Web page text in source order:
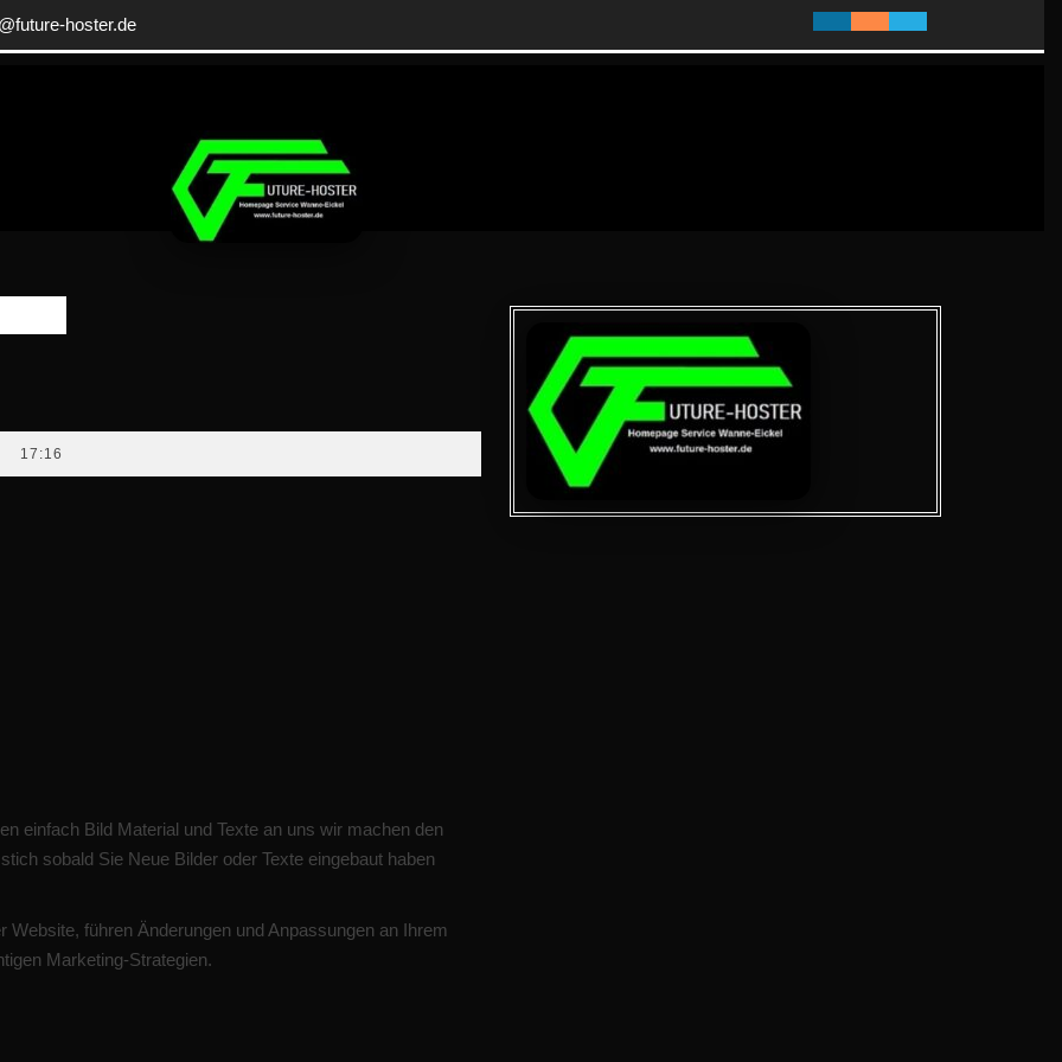
hoster.deinfo@future-
hoster.de
17:16
einfach Bild Material und Texte an uns wir machen den
sobald Sie Neue Bilder oder Texte eingebaut haben
führen Änderungen und Anpassungen an Ihrem
Marketing-Strategien.